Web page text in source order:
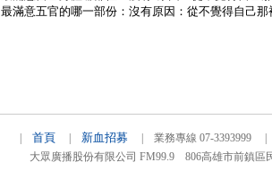
最滿意五官的哪一部份：沒有原因：從不覺得自己那
首頁 新血招募 | 業務專線 07-3393999 |
大眾廣播股份有限公司 FM99.9 806高雄市前鎮區